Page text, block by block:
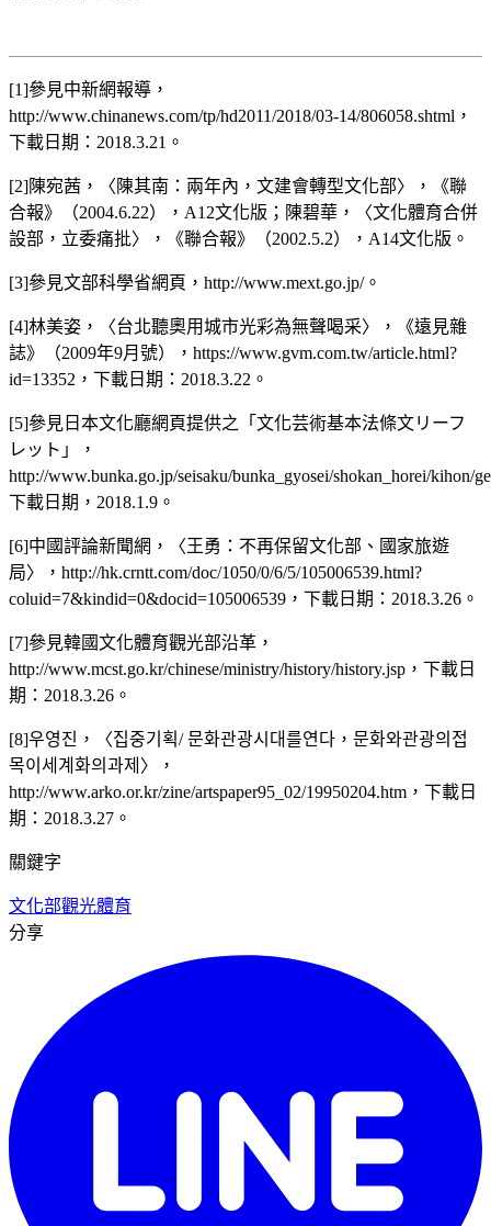
[1]參見中新網報導，
http://www.chinanews.com/tp/hd2011/2018/03-14/806058.shtml，
下載日期：2018.3.21。
[2]陳宛茜，〈陳其南：兩年內，文建會轉型文化部〉，《聯
合報》（2004.6.22），A12文化版；陳碧華，〈文化體育合併
設部，立委痛批〉，《聯合報》（2002.5.2），A14文化版。
[3]參見文部科學省網頁，http://www.mext.go.jp/。
[4]林美姿，〈台北聽奧用城市光彩為無聲喝采〉，《遠見雜
誌》（2009年9月號），https://www.gvm.com.tw/article.html?
id=13352，下載日期：2018.3.22。
[5]參見日本文化廳網頁提供之「文化芸術基本法條文リーフ
レット」，
http://www.bunka.go.jp/seisaku/bunka_gyosei/shokan_horei/kihon/
下載日期，2018.1.9。
[6]中國評論新聞網，〈王勇：不再保留文化部、國家旅遊
局〉，http://hk.crntt.com/doc/1050/0/6/5/105006539.html?
coluid=7&kindid=0&docid=105006539，下載日期：2018.3.26。
[7]參見韓國文化體育觀光部沿革，
http://www.mcst.go.kr/chinese/ministry/history/history.jsp，下載日
期：2018.3.26。
[8]우영진，〈집중기획/ 문화관광시대를연다，문화와관광의접
목이세계화의과제〉，
http://www.arko.or.kr/zine/artspaper95_02/19950204.htm，下載日
期：2018.3.27。
關鍵字
文化部觀光體育
分享